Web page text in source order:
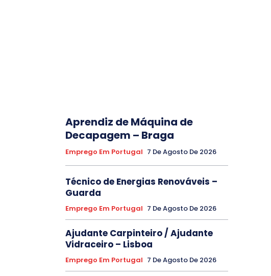
Aprendiz de Máquina de
Decapagem – Braga
Emprego Em Portugal 7 De Agosto De 2026
Técnico de Energias Renováveis –
Guarda
Emprego Em Portugal 7 De Agosto De 2026
Ajudante Carpinteiro / Ajudante
Vidraceiro – Lisboa
Emprego Em Portugal 7 De Agosto De 2026